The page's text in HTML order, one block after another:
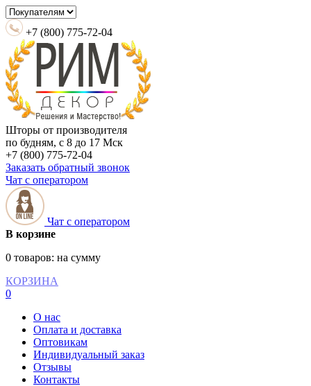
+7 (800) 775-72-04
Шторы от производителя
по будням, с 8 до 17 Мск
+7 (800) 775-72-04
Заказать обратный звонок
Чат с оператором
Чат с оператором
В корзине
0 товаров: на сумму
КОРЗИНА
0
О нас
Оплата и доставка
Оптовикам
Индивидуальный заказ
Отзывы
Контакты